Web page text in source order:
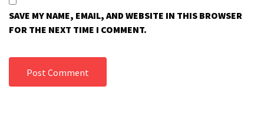
SAVE MY NAME, EMAIL, AND WEBSITE IN THIS BROWSER
FOR THE NEXT TIME I COMMENT.